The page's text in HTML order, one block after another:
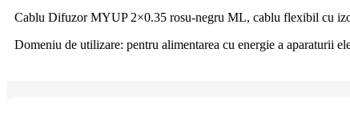
Cablu Difuzor MYUP 2×0.35 rosu-negru ML, cablu flexibil cu
Domeniu de utilizare: pentru alimentarea cu energie a aparaturii